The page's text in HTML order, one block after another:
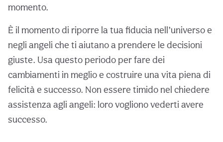
momento.
È il momento di riporre la tua fiducia nell’universo e
negli angeli che ti aiutano a prendere le decisioni
giuste. Usa questo periodo per fare dei
cambiamenti in meglio e costruire una vita piena di
felicità e successo. Non essere timido nel chiedere
assistenza agli angeli: loro vogliono vederti avere
successo.